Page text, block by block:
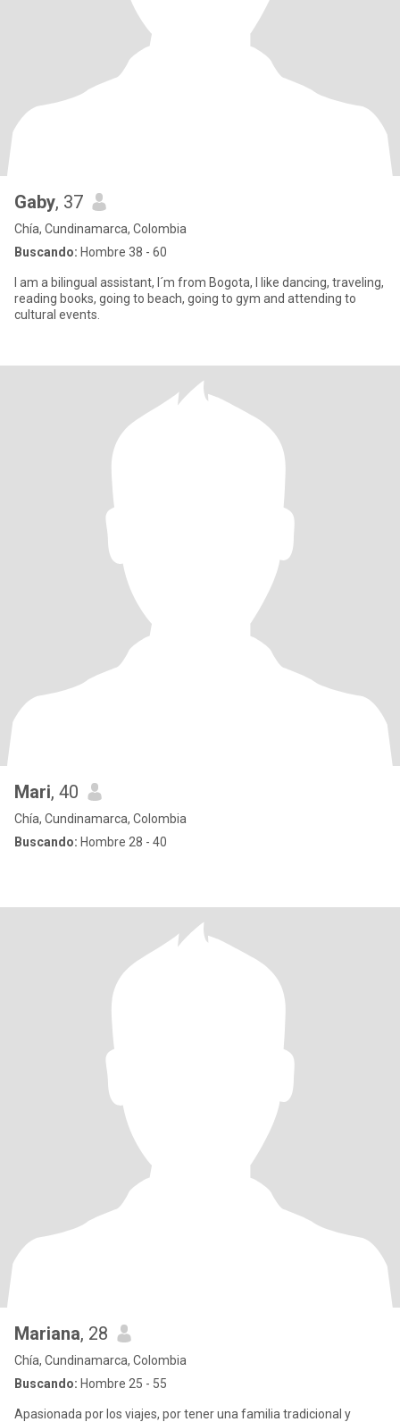
Gaby, 37
Chía, Cundinamarca, Colombia
Buscando: Hombre 38 - 60
I am a bilingual assistant, I´m from Bogota, I like dancing, traveling,
reading books, going to beach, going to gym and attending to
cultural events.
Mari, 40
Chía, Cundinamarca, Colombia
Buscando: Hombre 28 - 40
Mariana, 28
Chía, Cundinamarca, Colombia
Buscando: Hombre 25 - 55
Apasionada por los viajes, por tener una familia tradicional y